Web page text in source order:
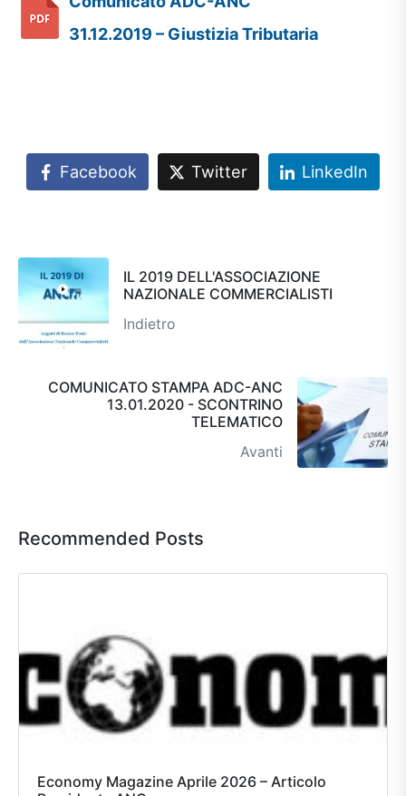
31.12.2019 – Giustizia Tributaria
Facebook Twitter LinkedIn
IL 2019 DELL'ASSOCIAZIONE
NAZIONALE COMMERCIALISTI
Indietro
COMUNICATO STAMPA ADC-ANC
13.01.2020 - SCONTRINO
TELEMATICO
Avanti
Recommended Posts
Economy Magazine Aprile 2026 – Articolo